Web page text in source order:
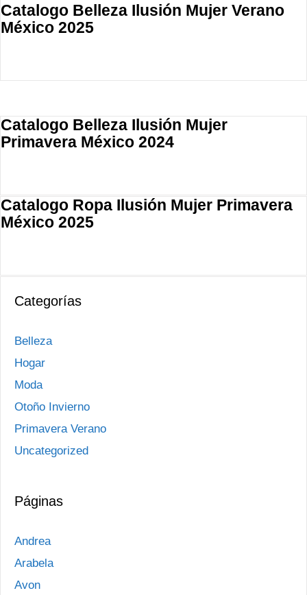
Catalogo Belleza Ilusión Mujer Verano
México 2025
Catalogo Belleza Ilusión Mujer
Primavera México 2024
Catalogo Ropa Ilusión Mujer Primavera
México 2025
Categorías
Belleza
Hogar
Moda
Otoño Invierno
Primavera Verano
Uncategorized
Páginas
Andrea
Arabela
Avon